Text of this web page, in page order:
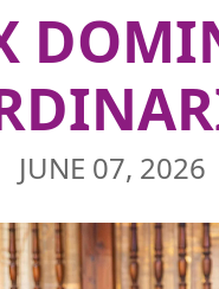
JUNE 07, 2026